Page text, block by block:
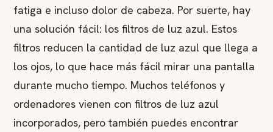
fatiga e incluso dolor de cabeza. Por suerte, hay
una solución fácil: los filtros de luz azul. Estos
filtros reducen la cantidad de luz azul que llega a
los ojos, lo que hace más fácil mirar una pantalla
durante mucho tiempo. Muchos teléfonos y
ordenadores vienen con filtros de luz azul
incorporados, pero también puedes encontrar